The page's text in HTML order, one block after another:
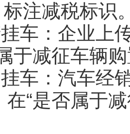
标注减税标识
车：企业上
于减征车辆
车：汽车经
“是否属于